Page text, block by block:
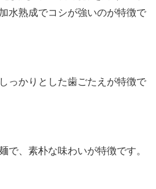
水熟成でコシが強いのが特徴で
っかりとした歯ごたえが特徴で
で、素朴な味わいが特徴です。